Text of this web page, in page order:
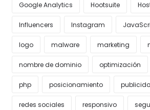
Google Analytics Hootsuite
Influencers Instagram
logo malware marketing
nombre de dominio optimización
php posicionamiento
redes sociales responsivo